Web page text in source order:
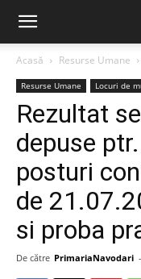
Acasă Resurse Umane
Resurse Umane Locuri de
Rezultat
depuse
posturi
de
si proba
De către PrimariaNavodari -